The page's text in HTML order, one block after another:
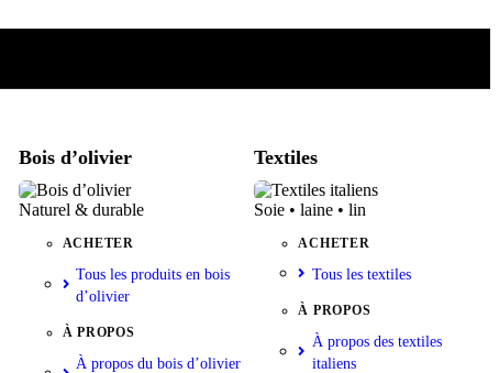
Bois d’olivier
Naturel & durable
ACHETER
Tous les produits en bois
d’olivier
À PROPOS
À propos du bois d’olivier
Textiles
Soie • laine • lin
ACHETER
Tous les textiles
À PROPOS
À propos des textiles
italiens